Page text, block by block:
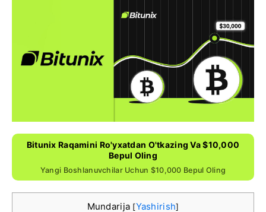
Bitunix Raqamini Ro'yxatdan O'tkazing Va $10,000
Bepul Oling
Yangi Boshlanuvchilar Uchun $10,000 Bepul Oling
Mundarija [Yashirish]